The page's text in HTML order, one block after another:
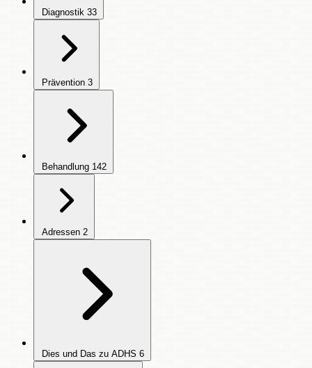
Diagnostik 33
Prävention 3
Behandlung 142
Adressen 2
Dies und Das zu ADHS 6